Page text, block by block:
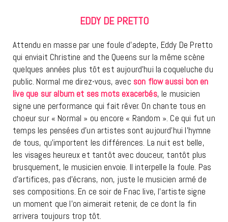
EDDY DE PRETTO
Attendu en masse par une foule d’adepte, Eddy De Pretto
qui enviait Christine and the Queens sur la même scène
quelques années plus tôt est aujourd’hui la coqueluche du
public. Normal me direz-vous, avec son flow aussi bon en
live que sur album et ses mots exacerbés, le musicien
signe une performance qui fait rêver. On chante tous en
choeur sur « Normal » ou encore « Random ». Ce qui fut un
temps les pensées d’un artistes sont aujourd’hui l’hymne
de tous, qu’importent les différences. La nuit est belle,
les visages heureux et tantôt avec douceur, tantôt plus
brusquement, le musicien envoie. Il interpelle la foule. Pas
d’artifices, pas d’écrans, non, juste le musicien armé de
ses compositions. En ce soir de Fnac live, l’artiste signe
un moment que l’on aimerait retenir, de ce dont la fin
arrivera toujours trop tôt.